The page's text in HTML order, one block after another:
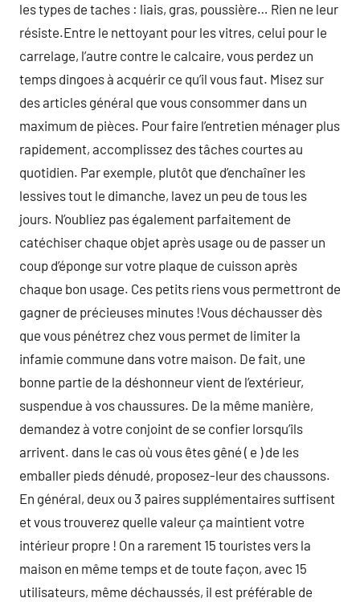
les types de taches : liais, gras, poussière… Rien ne leur
résiste.Entre le nettoyant pour les vitres, celui pour le
carrelage, l’autre contre le calcaire, vous perdez un
temps dingoes à acquérir ce qu’il vous faut. Misez sur
des articles général que vous consommer dans un
maximum de pièces. Pour faire l’entretien ménager plus
rapidement, accomplissez des tâches courtes au
quotidien. Par exemple, plutôt que d’enchaîner les
lessives tout le dimanche, lavez un peu de tous les
jours. N’oubliez pas également parfaitement de
catéchiser chaque objet après usage ou de passer un
coup d’éponge sur votre plaque de cuisson après
chaque bon usage. Ces petits riens vous permettront de
gagner de précieuses minutes !Vous déchausser dès
que vous pénétrez chez vous permet de limiter la
infamie commune dans votre maison. De fait, une
bonne partie de la déshonneur vient de l’extérieur,
suspendue à vos chaussures. De la même manière,
demandez à votre conjoint de se confier lorsqu’ils
arrivent. dans le cas où vous êtes gêné ( e ) de les
emballer pieds dénudé, proposez-leur des chaussons.
En général, deux ou 3 paires supplémentaires suffisent
et vous trouverez quelle valeur ça maintient votre
intérieur propre ! On a rarement 15 touristes vers la
maison en même temps et de toute façon, avec 15
utilisateurs, même déchaussés, il est préférable de